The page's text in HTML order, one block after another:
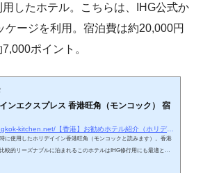
したホテル。こちらは、IHG公式か
ケージを利用。宿泊費は約20,000円
ポイント。
ンエクスプレス 香港旺角（モンコック） 宿
に使用したホリデイイン香港旺角（モンコックと読みます）。香港
較的リーズナブルに泊まれるこのホテルはIHG修行用にも最適とし